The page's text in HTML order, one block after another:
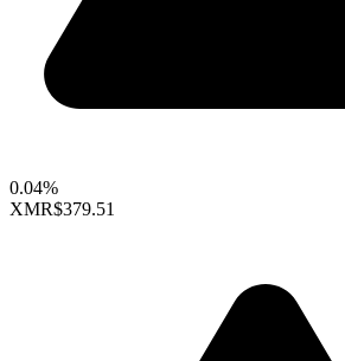
0.04%
XMR$379.51